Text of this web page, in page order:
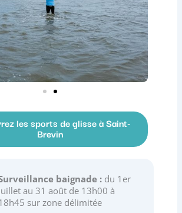
les sports de glisse à Saint-
Brevin
baignade :du 1er
au 31 août de 13h00 à
sur zone délimitée